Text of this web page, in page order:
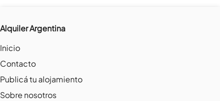
Alquiler Argentina
Inicio
Contacto
Publicá tu alojamiento
Sobre nosotros